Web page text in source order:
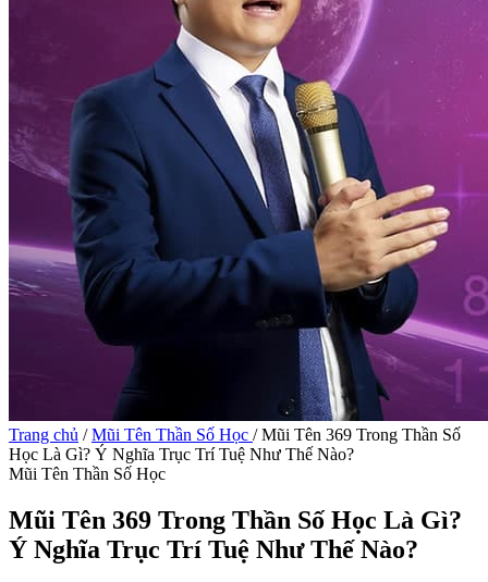
Trang chủ / Mũi Tên Thần Số Học / Mũi Tên 369 Trong Thần Số
Học Là Gì? Ý Nghĩa Trục Trí Tuệ Như Thế Nào?
Mũi Tên Thần Số Học
Mũi Tên 369 Trong Thần Số Học Là Gì?
Ý Nghĩa Trục Trí Tuệ Như Thế Nào?